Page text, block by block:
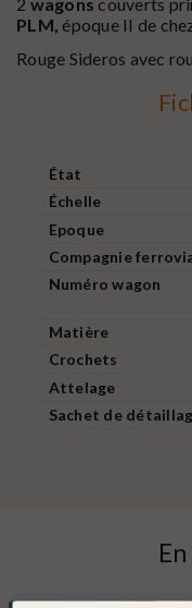
PLM, époque II de
Rouge Sideros avec
État
Échelle
Epoque
Compagnie
Numéro wagon
Matière
Crochets
Attelage
Sachet de